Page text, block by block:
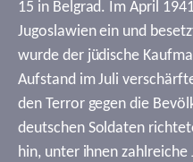
15 in Belgrad. Im April
Jugoslawien ein und
wurde der jüdische
Aufstand im Juli
den Terror gegen die
deutschen Soldaten
hin, unter ihnen zahlreiche